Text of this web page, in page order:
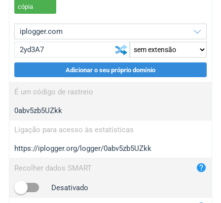
cópia
wl.gl
ed.tc
bc.ax
iplogger.com
maper.info
2no.co
Adicionar o seu próprio domínio
É um código de rastreio
0abv5zb5UZkk
Ligação para acesso às estatísticas
https://iplogger.org/logger/0abv5zb5UZkk
Recolher dados SMART
Desativado